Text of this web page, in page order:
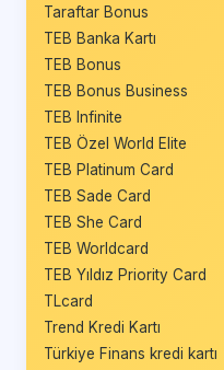
Taraftar Bonus
TEB Banka Kartı
TEB Bonus
TEB Bonus Business
TEB Infinite
TEB Özel World Elite
TEB Platinum Card
TEB Sade Card
TEB She Card
TEB Worldcard
TEB Yıldız Priority Card
TLcard
Trend Kredi Kartı
Türkiye Finans kredi kartı